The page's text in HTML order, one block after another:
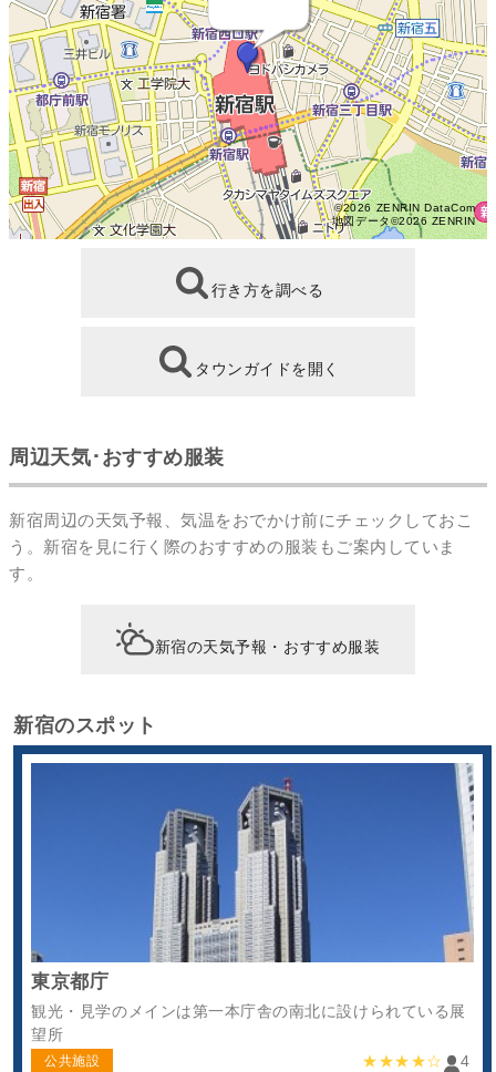
©2026 ZENRIN DataCom
地図データ©2026 ZENRIN
行き方を調べる
タウンガイドを開く
周辺天気･おすすめ服装
新宿周辺の天気予報、気温をおでかけ前にチェックしておこ
う。新宿を見に行く際のおすすめの服装もご案内していま
す。
新宿の天気予報・おすすめ服装
新宿のスポット
東京都庁
観光・見学のメインは第一本庁舎の南北に設けられている展
望所
公共施設 ★★★★☆ 4